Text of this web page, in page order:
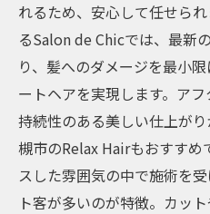
れるため、安心して任せら
るSalon de Chicでは、最新
り、髪へのダメージを最小
ートヘアを実現します。アフ
持続性のある美しい仕上が
槻市のRelax Hairもおすすめ
スした雰囲気の中で施術を
ト客が多いのが特徴。カッ